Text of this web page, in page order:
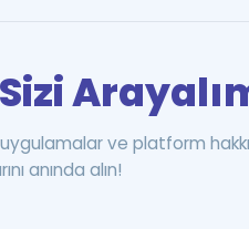
ve platform
anında alın!